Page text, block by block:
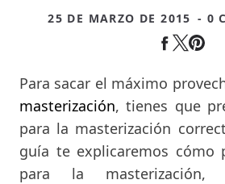
25 DE MARZO DE 2015 - 0
Para sacar el máximo
masterización, tienes que
para la masterización
guía te explicaremos cómo
para la masterización,